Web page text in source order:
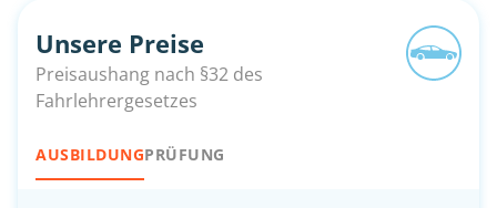
Unsere Preise
Preisaushang nach §32 des
Fahrlehrergesetzes
AUSBILDUNGPRÜFUNG